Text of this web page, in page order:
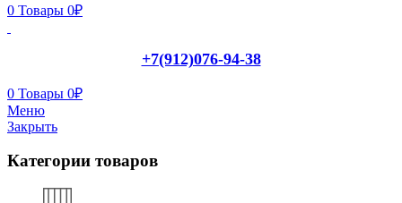
0 Товары 0₽
+7(912)076-94-38
0 Товары 0₽
Меню
Закрыть
Категории товаров